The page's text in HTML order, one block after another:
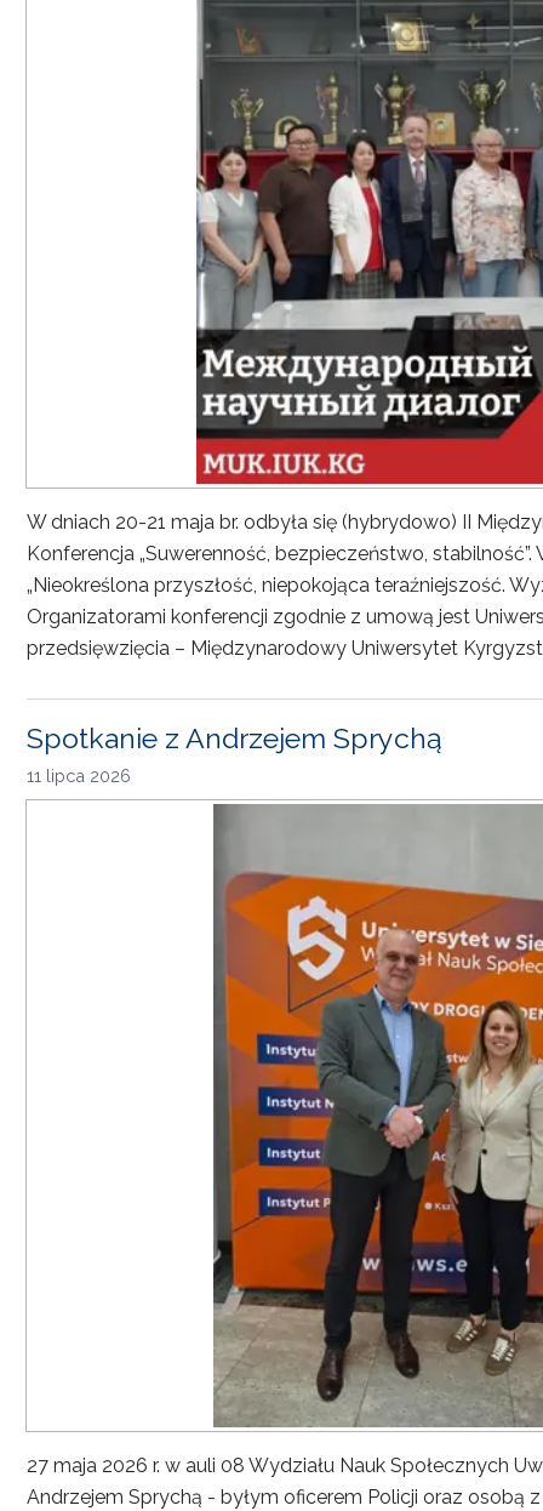
W dniach 20-21 maja br. odbyła się (hybrydowo) II
Konferencja „Suwerenność, bezpieczeństwo,
„Nieokreślona przyszłość, niepokojąca teraźniejszość.
Organizatorami konferencji zgodnie z umową jest
przedsięwzięcia – Międzynarodowy Uniwersytet
Spotkanie z Andrzejem Sprychą
11 lipca 2026
27 maja 2026 r. w auli 08 Wydziału Nauk Społecznych
Andrzejem Sprychą - byłym oficerem Policji oraz osobą